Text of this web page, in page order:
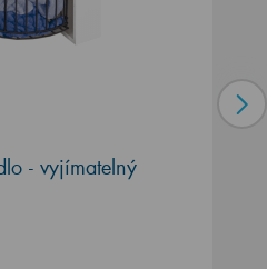
- vyjímatelný